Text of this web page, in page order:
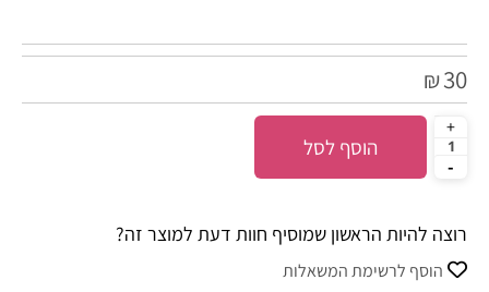
₪30
הוסף לסל
רוצה להיות הראשון שמוסיף חוות דעת למוצר זה?
הוסף לרשימת המשאלות